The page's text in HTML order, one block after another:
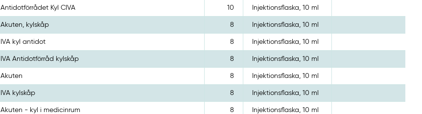
Antidotförrådet Kyl CIVA 10 Injektionsflaska, 10 ml
Akuten, kylskåp 8 Injektionsflaska, 10 ml
IVA kyl antidot 8 Injektionsflaska, 10 ml
IVA Antidotförråd kylskåp 8 Injektionsflaska, 10 ml
Akuten 8 Injektionsflaska, 10 ml
IVA kylskåp 8 Injektionsflaska, 10 ml
Akuten - kyl i medicinrum 8 Injektionsflaska, 10 ml